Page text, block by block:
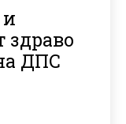
здраво
ДПС